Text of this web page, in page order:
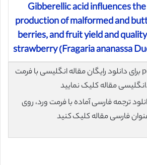
Gibberellic acid influences the
production of malformed and
berries, and fruit yield and
strawberry (Fragaria ananassa
برای دانلود رایگان مقاله انگلیسی با فرمت pdf بر روی عنوان
انگلیسی مقاله کلیک نمایید.
ترجمه فارسی آماده با فرمت ورد، روی